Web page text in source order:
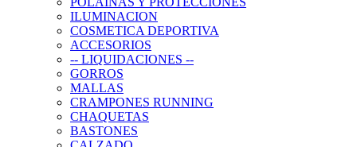
ILUMINACION
COSMETICA DEPORTIVA
ACCESORIOS
-- LIQUIDACIONES --
GORROS
MALLAS
CRAMPONES RUNNING
CHAQUETAS
BASTONES